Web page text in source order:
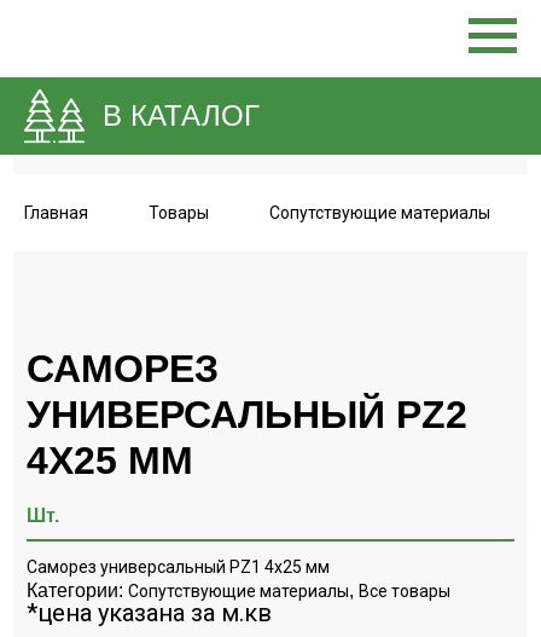
В КАТАЛОГ
Главная Товары Сопутствующие материалы
САМОРЕЗ
УНИВЕРСАЛЬНЫЙ PZ2
4Х25 ММ
Шт.
Саморез универсальный PZ1 4х25 мм
Категории:Сопутствующие материалы,Все товары
*цена указана за м.кв